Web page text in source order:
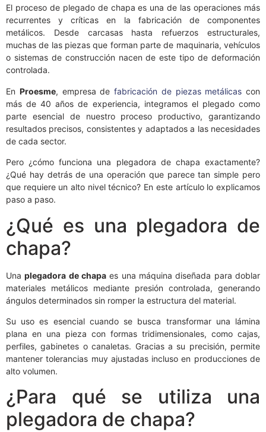
El proceso de plegado de chapa es una de las operaciones más
recurrentes y críticas en la fabricación de componentes
metálicos. Desde carcasas hasta refuerzos estructurales,
muchas de las piezas que forman parte de maquinaria, vehículos
o sistemas de construcción nacen de este tipo de deformación
controlada.
En Proesme, empresa de fabricación de piezas metálicas con
más de 40 años de experiencia, integramos el plegado como
parte esencial de nuestro proceso productivo, garantizando
resultados precisos, consistentes y adaptados a las necesidades
de cada sector.
Pero ¿cómo funciona una plegadora de chapa exactamente?
¿Qué hay detrás de una operación que parece tan simple pero
que requiere un alto nivel técnico? En este artículo lo explicamos
paso a paso.
¿Qué es una plegadora de
chapa?
Unaplegadora de chapa es una máquina diseñada para doblar
materiales metálicos mediante presión controlada, generando
ángulos determinados sin romper la estructura del material.
Su uso es esencial cuando se busca transformar una lámina
plana en una pieza con formas tridimensionales, como cajas,
perfiles, gabinetes o canaletas. Gracias a su precisión, permite
mantener tolerancias muy ajustadas incluso en producciones de
alto volumen.
¿Para qué se utiliza una
plegadora de chapa?